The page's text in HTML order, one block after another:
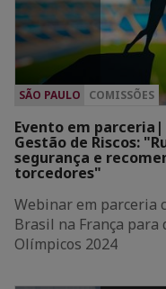
SÃO PAULO COMISSÕES
Evento em
Gestão de Riscos:
segurança e
torcedores"
Webinar em parceria
Brasil na França para
Olímpicos 2024